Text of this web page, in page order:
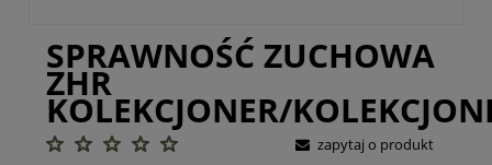
SPRAWNOŚĆ ZUCHOWA
ZHR
KOLEKCJONER/
zapytaj o produkt